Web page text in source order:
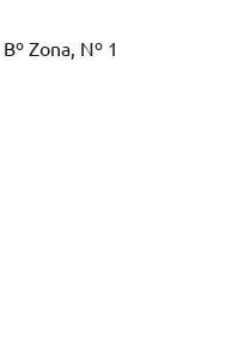
Bº Zona, Nº 1